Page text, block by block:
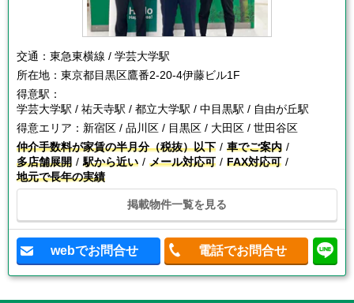
交通： 東急東横線 / 学芸大学駅
所在地： 東京都目黒区鷹番2-20-4伊藤ビル1F
得意駅：
学芸大学駅 / 祐天寺駅 / 都立大学駅 / 中目黒駅 / 自由が丘駅
得意エリア： 新宿区 / 品川区 / 目黒区 / 大田区 / 世田谷区
仲介手数料が家賃の半月分（税抜）以下
車でご案内
多店舗展開
駅から近い メール対応可
FAX対応可
地元で長年の実績
掲載物件一覧を見る
webでお問合せ 電話でお問合せ